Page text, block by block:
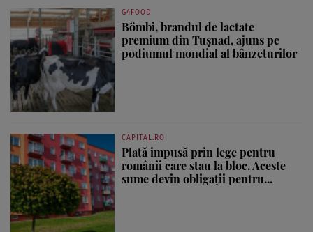
G4FOOD
Bömbi, brandul de lactate
premium din Tușnad, ajuns pe
podiumul mondial al bânzeturilor
CAPITAL.RO
Plată impusă prin lege pentru
românii care stau la bloc. Aceste
sume devin obligații pentru...